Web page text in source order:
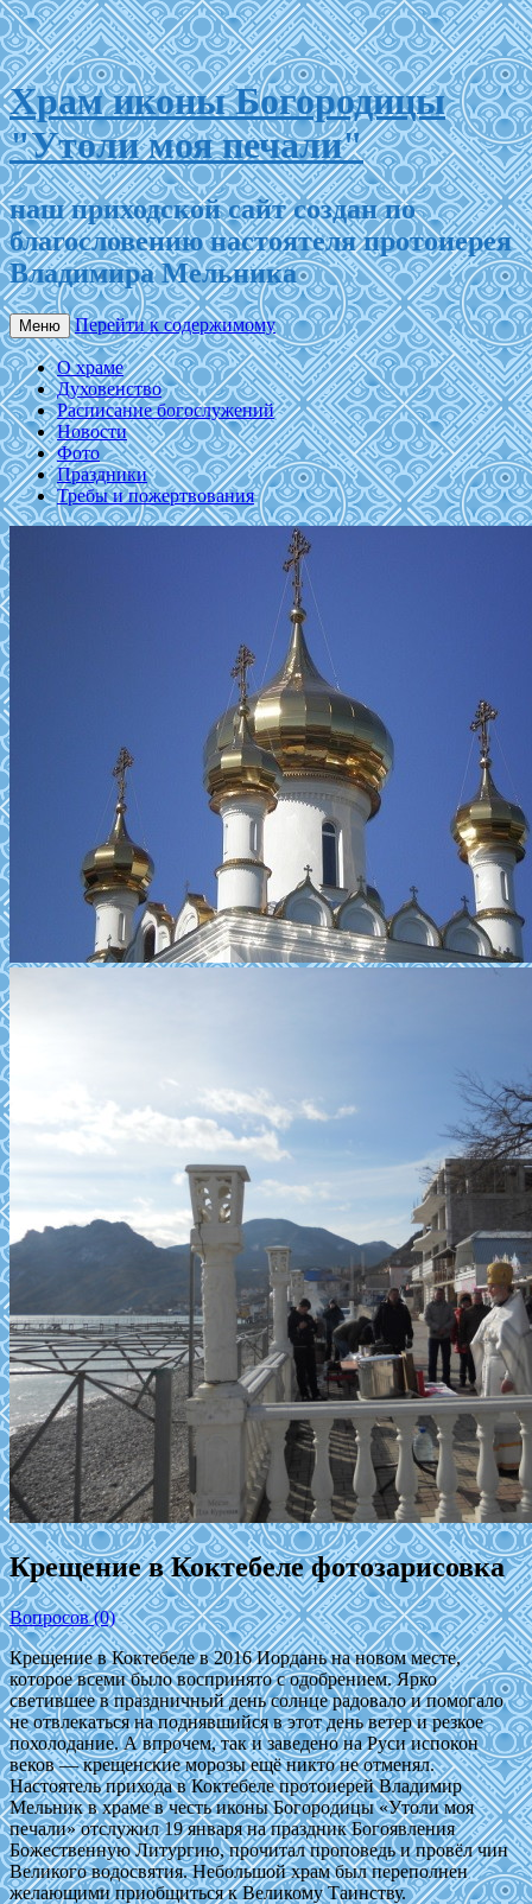
Храм иконы Богородицы
"Утоли моя печали"
наш приходской сайт создан по
благословению настоятеля протоиерея
Владимира Мельника
Меню Перейти к содержимому
О храме
Духовенство
Расписание богослужений
Новости
Фото
Праздники
Требы и пожертвования
Крещение в Коктебеле фотозарисовка
Вопросов (0)
Крещение в Коктебеле в 2016 Иордань на новом месте,
которое всеми было воспринято с одобрением. Ярко
светившее в праздничный день солнце радовало и помогало
не отвлекаться на поднявшийся в этот день ветер и резкое
похолодание. А впрочем, так и заведено на Руси испокон
веков — крещенские морозы ещё никто не отменял.
Настоятель прихода в Коктебеле протоиерей Владимир
Мельник в храме в честь иконы Богородицы «Утоли моя
печали» отслужил 19 января на праздник Богоявления
Божественную Литургию, прочитал проповедь и провёл чин
Великого водосвятия. Небольшой храм был переполнен
желающими приобщиться к Великому Таинству.